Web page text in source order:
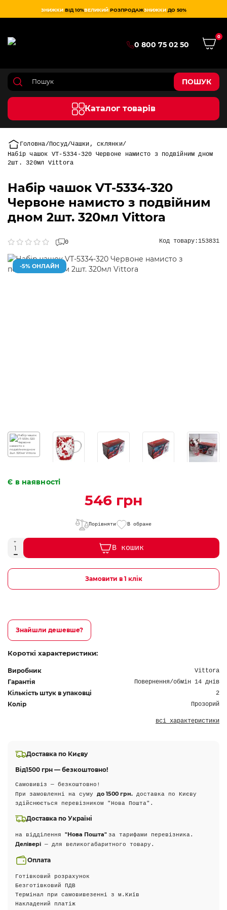
ЗНИЖКИ ВІД 10%ВЕЛИКИЙ РОЗПРОДАЖЗНИЖКИ ДО 50%
0 800 75 02 50
0
ПОШУК
Каталог товарів
Головна Посуд Чашки, склянки
Набір чашок VT-5334-320 Червоне намисто з подвійним дном
2шт. 320мл Vittora
Набір чашок VT-5334-320
Червоне намисто з подвійним
дном 2шт. 320мл Vittora
0 Код товару:153831
-5% ОНЛАЙН
Є в наявності
546 грн
Порівняти В обране
В кошик
Замовити в 1 клік
Знайшли дешевше?
Короткі характеристики:
Виробник Vittora
Гарантія Повернення/обмін 14 днів
Кількість штук в упаковці 2
Колір Прозорий
всі характеристики
Доставка по Києву
Від1500 грн — безкоштовно!
Самовивіз — безкоштовно!
При замовленні на суму до 1500 грн. доставка по Києву
здійснюється перевізником "Нова Пошта".
Доставка по Україні
на відділення "Нова Пошта" за тарифами перевізника.
Делівері — для великогабаритного товару.
Оплата
Готівковий розрахунок
Безготівковий ПДВ
Термінал при самовивезенні з м.Київ
Накладений платіж